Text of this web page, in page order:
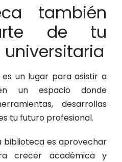
también
de tu
es un lugar para asistir a
un espacio donde
desarrollas
tu futuro profesional.
biblioteca es aprovechar
crecer académica y